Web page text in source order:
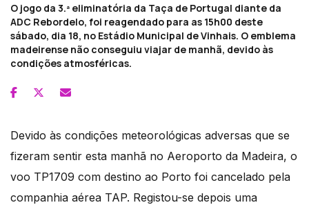
O jogo da 3.ª eliminatória da Taça de Portugal diante da
ADC Rebordelo, foi reagendado para as 15h00 deste
sábado, dia 18, no Estádio Municipal de Vinhais. O emblema
madeirense não conseguiu viajar de manhã, devido às
condições atmosféricas.
Devido às condições meteorológicas adversas que se
fizeram sentir esta manhã no Aeroporto da Madeira, o
voo TP1709 com destino ao Porto foi cancelado pela
companhia aérea TAP. Registou-se depois uma